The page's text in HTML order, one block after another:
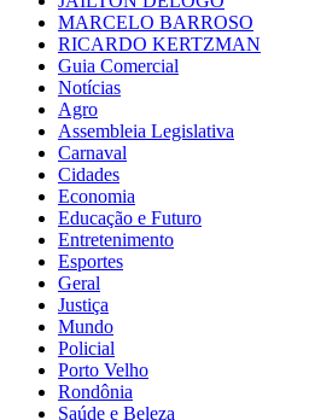
MARCELO BARROSO
RICARDO KERTZMAN
Guia Comercial
Notícias
Agro
Assembleia Legislativa
Carnaval
Cidades
Economia
Educação e Futuro
Entretenimento
Esportes
Geral
Justiça
Mundo
Policial
Porto Velho
Rondônia
Saúde e Beleza